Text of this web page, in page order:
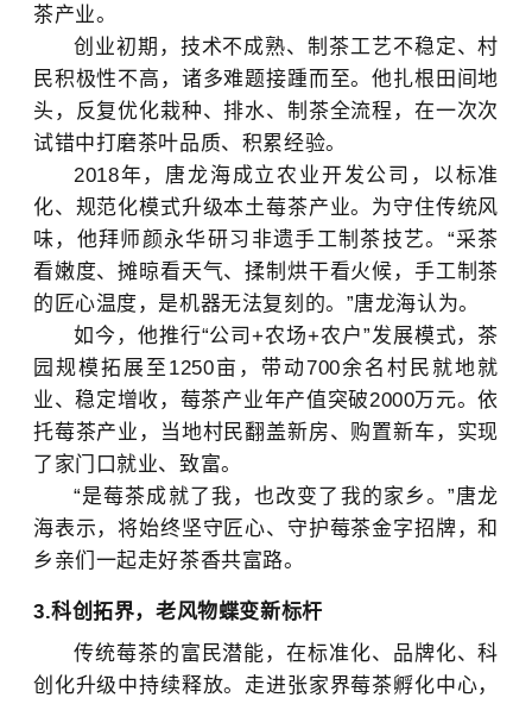
茶产业。
创业初期，技术不成熟、制茶工艺不稳定、村
民积极性不高，诸多难题接踵而至。他扎根田间地
头，反复优化栽种、排水、制茶全流程，在一次次
试错中打磨茶叶品质、积累经验。
2018年，唐龙海成立农业开发公司，以标准
化、规范化模式升级本土莓茶产业。为守住传统风
味，他拜师颜永华研习非遗手工制茶技艺。“采茶
看嫩度、摊晾看天气、揉制烘干看火候，手工制茶
的匠心温度，是机器无法复刻的。”唐龙海认为。
如今，他推行“公司+农场+农户”发展模式，茶
园规模拓展至1250亩，带动700余名村民就地就
业、稳定增收，莓茶产业年产值突破2000万元。依
托莓茶产业，当地村民翻盖新房、购置新车，实现
了家门口就业、致富。
“是莓茶成就了我，也改变了我的家乡。”唐龙
海表示，将始终坚守匠心、守护莓茶金字招牌，和
乡亲们一起走好茶香共富路。
3.科创拓界，老风物蝶变新标杆
传统莓茶的富民潜能，在标准化、品牌化、科
创化升级中持续释放。走进张家界莓茶孵化中心，